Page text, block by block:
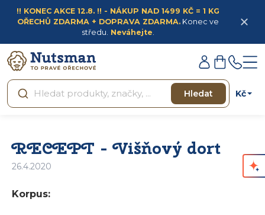
obsah
!! KONEC AKCE 12.8. !! - NÁKUP NAD 1499 KČ = 1 KG
OŘECHŮ ZDARMA + DOPRAVA ZDARMA.Konec ve
středu. Neváhejte.
Hledat Kč
Přihlášení
Nákupní
košík
RECEPT - Višňový dort
26.4.2020
Korpus: